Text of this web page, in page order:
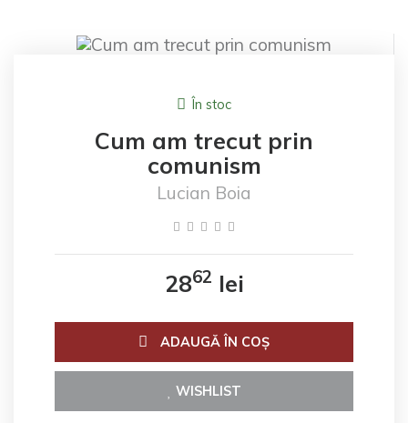
În stoc
Cum am trecut prin
comunism
Lucian Boia
2862 lei
ADAUGĂ ÎN COŞ
WISHLIST